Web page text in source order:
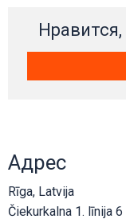
Адрес
Rīga, Latvija
Čiekurkalna 1. līnija 6